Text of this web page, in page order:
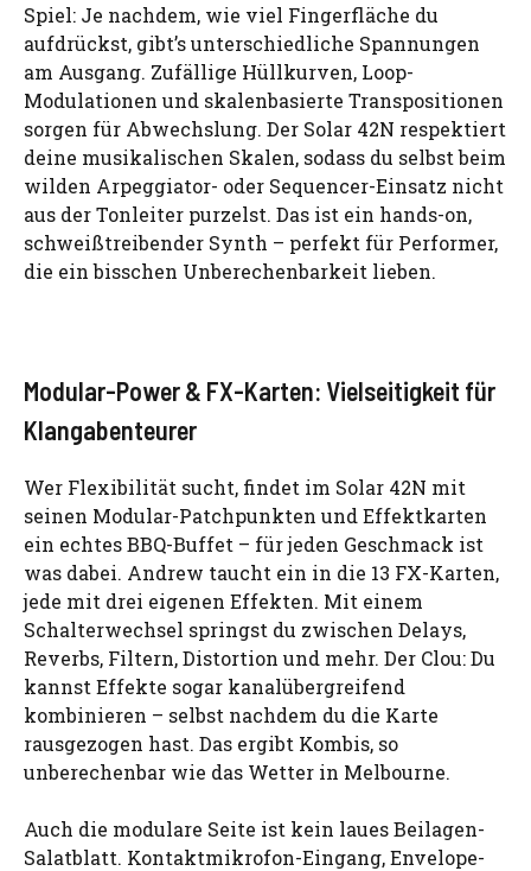
Spiel: Je nachdem, wie viel Fingerfläche du
aufdrückst, gibt’s unterschiedliche Spannungen
am Ausgang. Zufällige Hüllkurven, Loop-
Modulationen und skalenbasierte Transpositionen
sorgen für Abwechslung. Der Solar 42N respektiert
deine musikalischen Skalen, sodass du selbst beim
wilden Arpeggiator- oder Sequencer-Einsatz nicht
aus der Tonleiter purzelst. Das ist ein hands-on,
schweißtreibender Synth – perfekt für Performer,
die ein bisschen Unberechenbarkeit lieben.
Modular-Power & FX-Karten: Vielseitigkeit für
Klangabenteurer
Wer Flexibilität sucht, findet im Solar 42N mit
seinen Modular-Patchpunkten und Effektkarten
ein echtes BBQ-Buffet – für jeden Geschmack ist
was dabei. Andrew taucht ein in die 13 FX-Karten,
jede mit drei eigenen Effekten. Mit einem
Schalterwechsel springst du zwischen Delays,
Reverbs, Filtern, Distortion und mehr. Der Clou: Du
kannst Effekte sogar kanalübergreifend
kombinieren – selbst nachdem du die Karte
rausgezogen hast. Das ergibt Kombis, so
unberechenbar wie das Wetter in Melbourne.
Auch die modulare Seite ist kein laues Beilagen-
Salatblatt. Kontaktmikrofon-Eingang, Envelope-